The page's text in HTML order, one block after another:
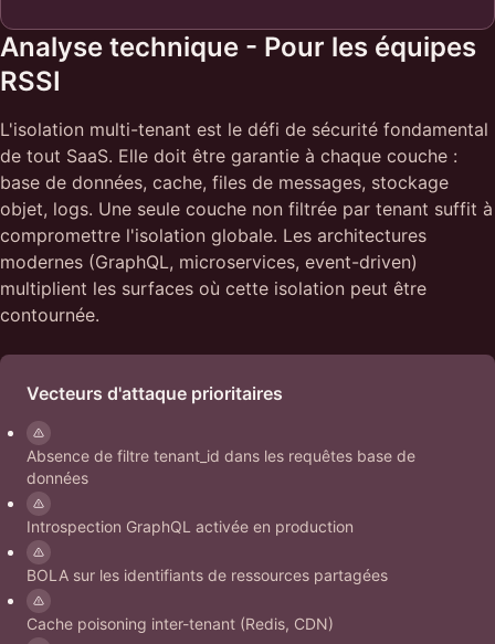
Analyse technique - Pour les équipes
RSSI
L'isolation multi-tenant est le défi de sécurité fondamental
de tout SaaS. Elle doit être garantie à chaque couche :
base de données, cache, files de messages, stockage
objet, logs. Une seule couche non filtrée par tenant suffit à
compromettre l'isolation globale. Les architectures
modernes (GraphQL, microservices, event-driven)
multiplient les surfaces où cette isolation peut être
contournée.
Vecteurs d'attaque prioritaires
Absence de filtre tenant_id dans les requêtes base de
données
Introspection GraphQL activée en production
BOLA sur les identifiants de ressources partagées
Cache poisoning inter-tenant (Redis, CDN)